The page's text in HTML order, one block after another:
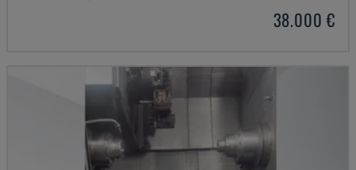
38.000 €